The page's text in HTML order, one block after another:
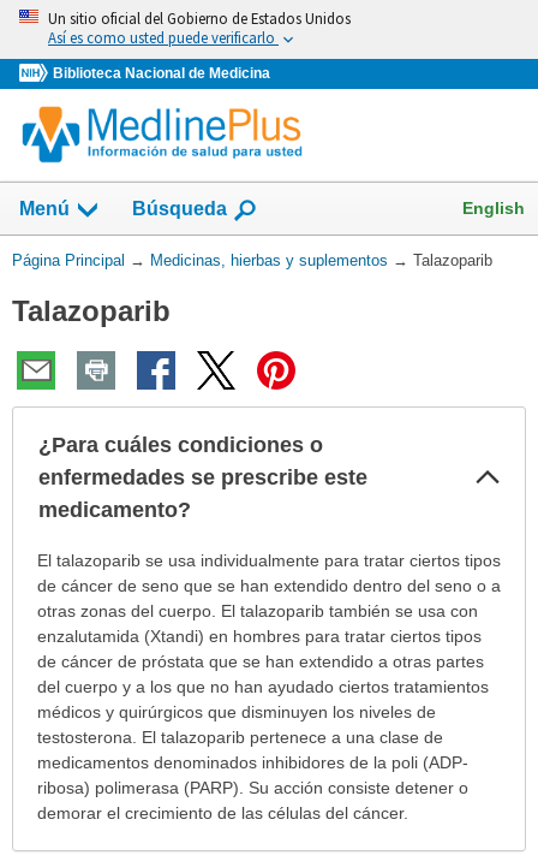
Omita
vaya
al
Contenido
Un sitio oficial del Gobierno de Estados Unidos
Así es como usted puede verificarlo
Biblioteca Nacional de Medicina
Menú
Mostrar
campo
de
Búsqueda English
Usted
aquí:
Página Principal → Medicinas, hierbas y suplementos → Talazoparib
Talazoparib
¿Para cuáles condiciones o
enfermedades se prescribe este
medicamento?
¿Para
cuáles
condiciones
enfermedades
prescribe
este
medicamento?
sido
El talazoparib se usa individualmente para tratar ciertos tipos
de cáncer de seno que se han extendido dentro del seno o a
otras zonas del cuerpo. El talazoparib también se usa con
enzalutamida (Xtandi) en hombres para tratar ciertos tipos
de cáncer de próstata que se han extendido a otras partes
del cuerpo y a los que no han ayudado ciertos tratamientos
médicos y quirúrgicos que disminuyen los niveles de
testosterona. El talazoparib pertenece a una clase de
medicamentos denominados inhibidores de la poli (ADP‐
ribosa) polimerasa (PARP). Su acción consiste detener o
demorar el crecimiento de las células del cáncer.